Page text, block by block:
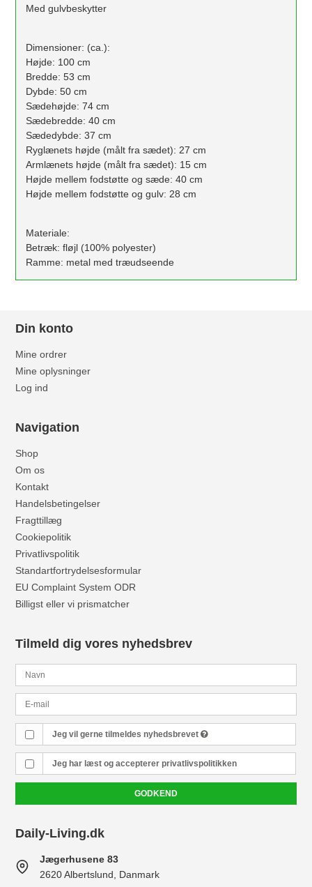
Med gulvbeskytter
Dimensioner: (ca.):
Højde: 100 cm
Bredde: 53 cm
Dybde: 50 cm
Sædehøjde: 74 cm
Sædebredde: 40 cm
Sædedybde: 37 cm
Ryglænets højde (målt fra sædet): 27 cm
Armlænets højde (målt fra sædet): 15 cm
Højde mellem fodstøtte og sæde: 40 cm
Højde mellem fodstøtte og gulv: 28 cm
Materiale:
Betræk: fløjl (100% polyester)
Ramme: metal med træudseende
Din konto
Mine ordrer
Mine oplysninger
Log ind
Navigation
Shop
Om os
Kontakt
Handelsbetingelser
Fragttillæg
Cookiepolitik
Privatlivspolitik
Standartfortrydelsesformular
EU Complaint System ODR
Billigst eller vi prismatcher
Tilmeld dig vores nyhedsbrev
Jeg vil gerne tilmeldes nyhedsbrevet
Jeg har læst og accepterer privatlivspolitikken
GODKEND
Daily-Living.dk
Jægerhusene 83
2620 Albertslund, Danmark